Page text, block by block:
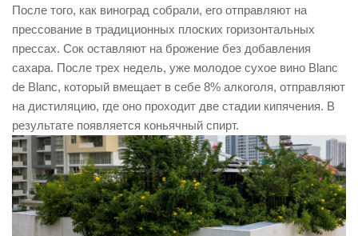
После того, как виноград собрали, его отправляют на
прессование в традиционных плоских горизонтальных
прессах. Сок оставляют на брожение без добавления
сахара. После трех недель, уже молодое сухое вино Blanc
de Blanc, который вмещает в себе 8% алкоголя, отправляют
на дистиляцию, где оно проходит две стадии кипячения. В
результате появляется коньячный спирт.